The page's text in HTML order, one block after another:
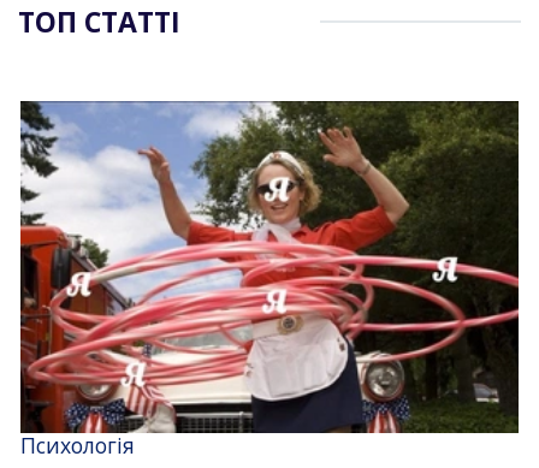
ТОП СТАТТІ
Психологія